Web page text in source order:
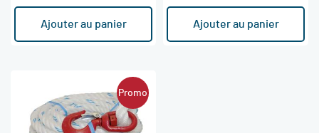
Ajouter au panier Ajouter au panier
Promo